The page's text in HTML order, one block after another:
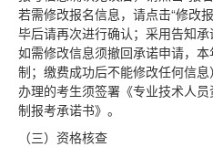
若需修改报名信息，请点击“修改
毕后请再次进行确认；采用告知
如需修改信息须撤回承诺申请，
制；缴费成功后不能修改任何信
办理的考生须签署《专业技术人
制报考承诺书》。
（三）资格核查